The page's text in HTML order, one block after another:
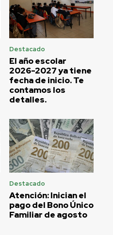
Destacado
El año escolar
2026-2027 ya tiene
fecha de inicio. Te
contamos los
detalles.
Destacado
Atención: Inician el
pago del Bono Único
Familiar de agosto